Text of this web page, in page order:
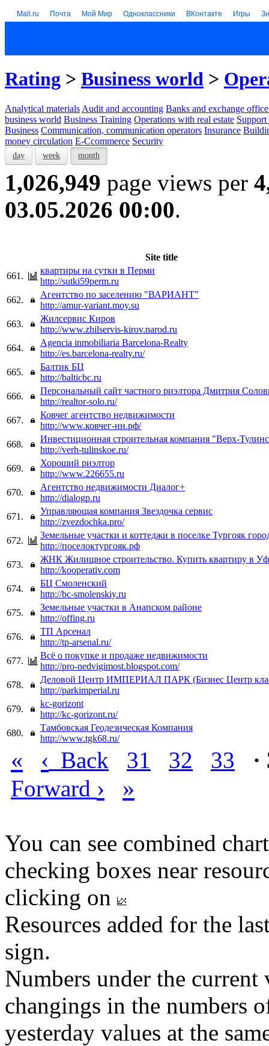
Mail.ru Почта Мой Мир Одноклассники ВКонтакте Игры
Rating > Business world >
Analytical materials Audit and accounting Banks and exchange
business world Business Training Operations with real estate Support
Business Communication, communication operators Insurance
money circulation E-Ccommerce Security
day week month
1,026,949 page views per
03.05.2026 00:00.
Site title
661.
квартиры на сутки в Перми
http://sutki59perm.ru
662.
Агентство по заселению "ВАРИАНТ"
http://amur-variant.moy.su
663.
Жилсервис Киров
http://www.zhilservis-kirov.narod.ru
664.
Agencia inmobiliaria Barcelona-Realty
http://es.barcelona-realty.ru/
665.
Балтик БЦ
http://balticbc.ru
666.
Персональный сайт частного риэлтора Дмитрия
http://realtor-solo.ru/
667.
Ковчег агентство недвижимости
http://www.ковчег-нн.рф/
668.
Инвестиционная строительная компания "Верх-
http://verh-tulinskoe.ru/
669.
Хороший риэлтор
http://www.226655.ru
670.
Агентство недвижимости Диалог+
http://dialogp.ru
671.
Управляющая компания Звездочка сервис
http://zvezdochka.pro/
672.
Земельные участки и коттеджи в поселке Тургояк
http://поселоктургояк.рф
673.
ЖНК Жилищное строительство. Купить квартиру в
http://kooperativ.com
674.
БЦ Смоленский
http://bc-smolenskiy.ru
675.
Земельные участки в Анапском районе
http://offing.ru
676.
ТП Арсенал
http://tp-arsenal.ru/
677.
Всё о покупке и продаже недвижимости
http://pro-nedvigimost.blogspot.com/
678.
Деловой Центр ИМПЕРИАЛ ПАРК (Бизнес Центр
http://parkimperial.ru
679.
kc-gorizont
http://kc-gorizont.ru/
680.
Тамбовская Геодезическая Компания
http://www.tgk68.ru/
« ‹ Back 31 32 33
Forward › »
You can see combined
checking boxes near
clicking on
Resources added for the
sign.
Numbers under the
changings in the numbers
yesterday values at the